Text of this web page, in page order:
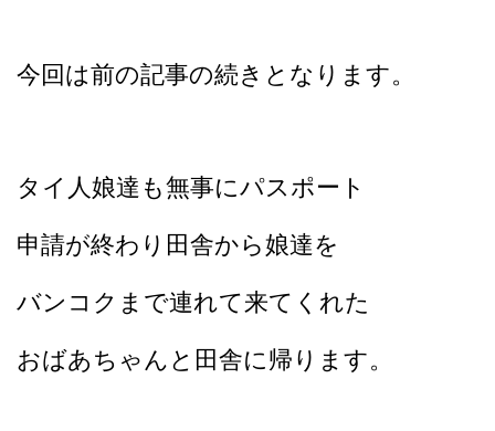
今回は前の記事の続きとなります。
タイ人娘達も無事にパスポート
申請が終わり田舎から娘達を
バンコクまで連れて来てくれた
おばあちゃんと田舎に帰ります。